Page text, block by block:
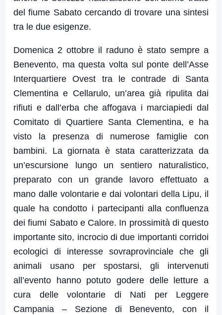
del fiume Sabato cercando di trovare una sintesi
tra le due esigenze.
Domenica 2 ottobre il raduno è stato sempre a
Benevento, ma questa volta sul ponte dell’Asse
Interquartiere Ovest tra le contrade di Santa
Clementina e Cellarulo, un’area già ripulita dai
rifiuti e dall’erba che affogava i marciapiedi dal
Comitato di Quartiere Santa Clementina, e ha
visto la presenza di numerose famiglie con
bambini. La giornata è stata caratterizzata da
un’escursione lungo un sentiero naturalistico,
preparato con un grande lavoro effettuato a
mano dalle volontarie e dai volontari della Lipu, il
quale ha condotto i partecipanti alla confluenza
dei fiumi Sabato e Calore. In prossimità di questo
importante sito, incrocio di due importanti corridoi
ecologici di interesse sovraprovinciale che gli
animali usano per spostarsi, gli intervenuti
all’evento hanno potuto godere delle letture a
cura delle volontarie di Nati per Leggere
Campania – Sezione di Benevento, con il